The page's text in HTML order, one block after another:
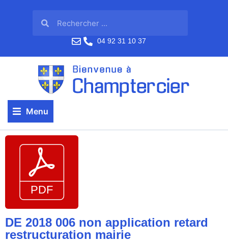
04 92 31 10 37
Menu
DE 2018 006 non application retard
restructuration mairie